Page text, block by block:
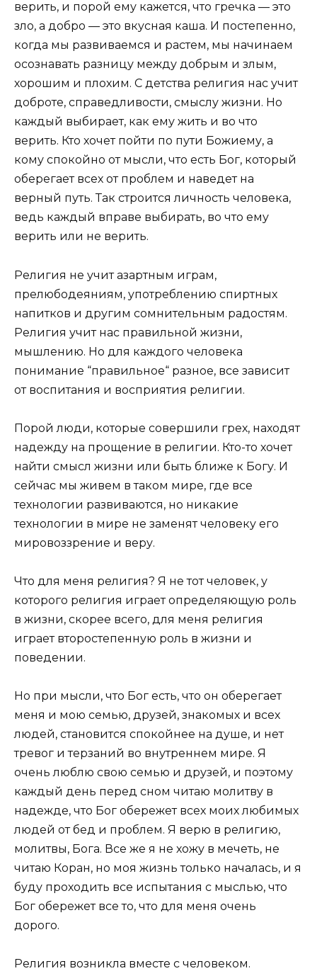
верить, и порой ему кажется, что гречка — это
зло, а добро — это вкусная каша. И постепенно,
когда мы развиваемся и растем, мы начинаем
осознавать разницу между добрым и злым,
хорошим и плохим. С детства религия нас учит
доброте, справедливости, смыслу жизни. Но
каждый выбирает, как ему жить и во что
верить. Кто хочет пойти по пути Божиему, а
кому спокойно от мысли, что есть Бог, который
оберегает всех от проблем и наведет на
верный путь. Так строится личность человека,
ведь каждый вправе выбирать, во что ему
верить или не верить.
Религия не учит азартным играм,
прелюбодеяниям, употреблению спиртных
напитков и другим сомнительным радостям.
Религия учит нас правильной жизни,
мышлению. Но для каждого человека
понимание “правильное“ разное, все зависит
от воспитания и восприятия религии.
Порой люди, которые совершили грех, находят
надежду на прощение в религии. Кто-то хочет
найти смысл жизни или быть ближе к Богу. И
сейчас мы живем в таком мире, где все
технологии развиваются, но никакие
технологии в мире не заменят человеку его
мировоззрение и веру.
Что для меня религия? Я не тот человек, у
которого религия играет определяющую роль
в жизни, скорее всего, для меня религия
играет второстепенную роль в жизни и
поведении.
Но при мысли, что Бог есть, что он оберегает
меня и мою семью, друзей, знакомых и всех
людей, становится спокойнее на душе, и нет
тревог и терзаний во внутреннем мире. Я
очень люблю свою семью и друзей, и поэтому
каждый день перед сном читаю молитву в
надежде, что Бог обережет всех моих любимых
людей от бед и проблем. Я верю в религию,
молитвы, Бога. Все же я не хожу в мечеть, не
читаю Коран, но моя жизнь только началась, и я
буду проходить все испытания с мыслью, что
Бог обережет все то, что для меня очень
дорого.
Религия возникла вместе с человеком.